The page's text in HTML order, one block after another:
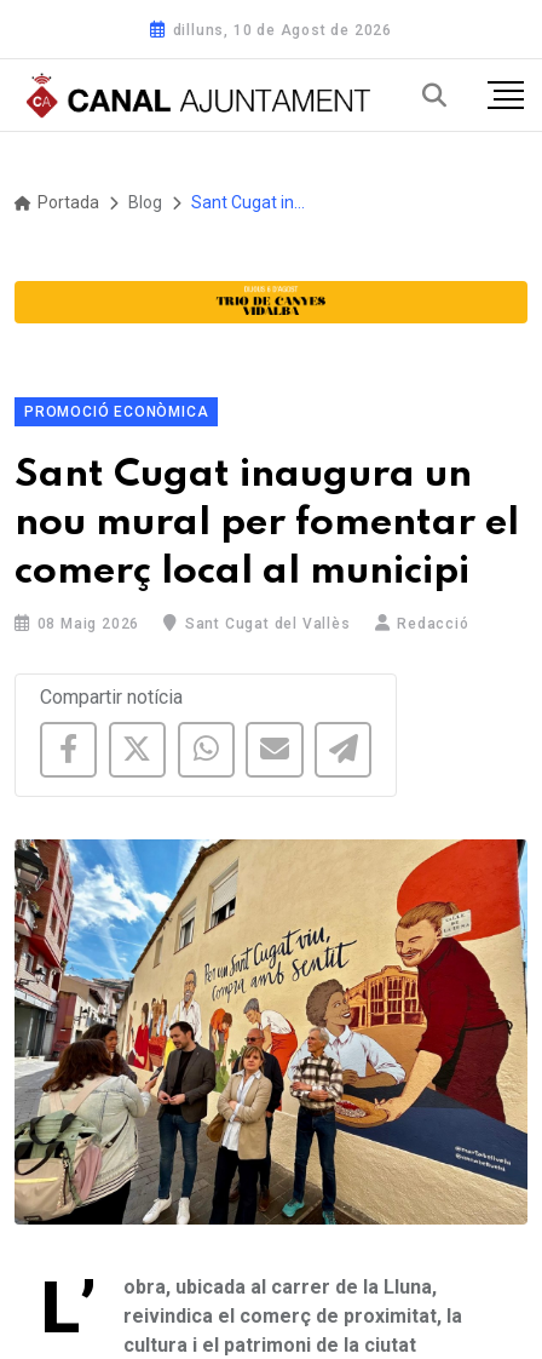
dilluns, 10 de Agost de 2026
Portada Blog
PROMOCIÓ ECONÒMICA
Sant Cugat inaugura un
nou mural per fomentar el
comerç local al municipi
08 Maig 2026 Sant Cugat del Vallès Redacció
Compartir notícia
L’
obra, ubicada al carrer de la Lluna,
reivindica el comerç de proximitat, la
cultura i el patrimoni de la ciutat